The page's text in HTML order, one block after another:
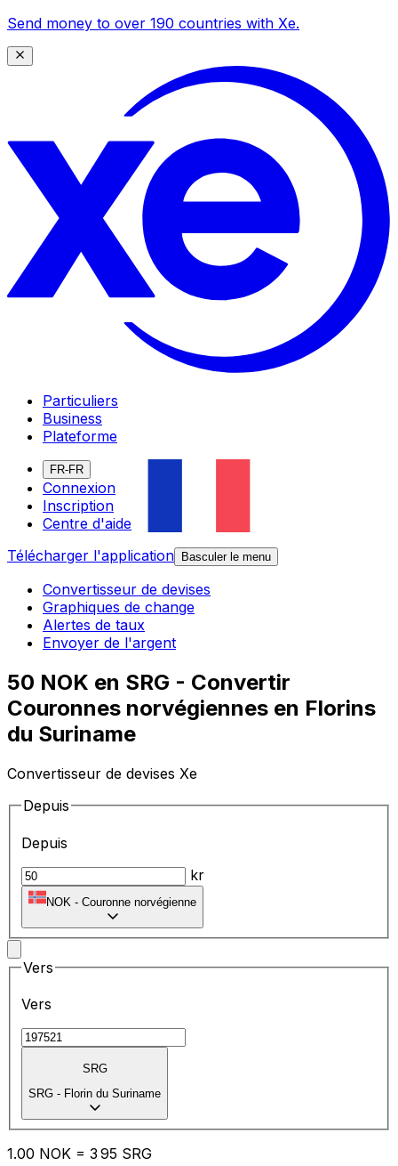
Send money to over 190 countries with Xe.
Particuliers
Business
Plateforme
FR-FR
Connexion
Inscription
Centre d'aide
Télécharger l'application
Basculer le menu
Convertisseur de devises
Graphiques de change
Alertes de taux
Envoyer de l'argent
50 NOK en SRG - Convertir
Couronnes norvégiennes en Florins
du Suriname
Convertisseur de devises Xe
Depuis
Depuis
kr
NOK - Couronne norvégienne
Vers
Vers
SRG
SRG - Florin du Suriname
1.00 NOK = 3 95 SRG